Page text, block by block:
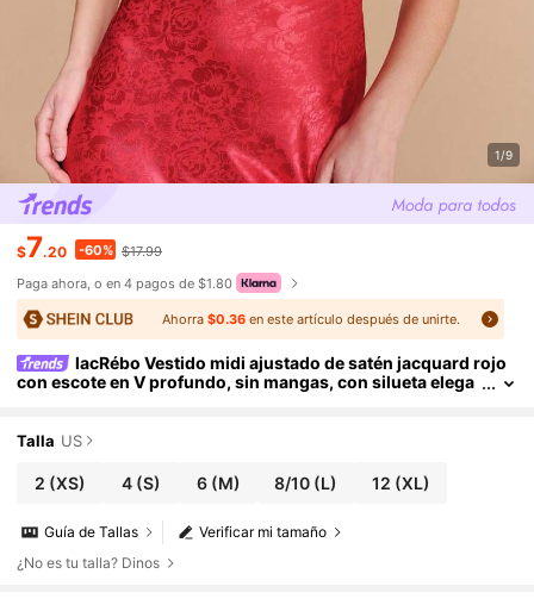
1/9
$7.20 -60% $17.99
Paga ahora, o en 4 pagos de $1.80
Ahorra $0.36en este artículo después de unirte.
lacRébo Vestido midi ajustado de satén jacquard rojo
con escote en V profundo, sin mangas, con silueta elega
Talla US
2 (XS) 4(S) 6(M) 8/10 (L) 12 (XL)
Verificar mi tamaño
Guía de Tallas
¿No es tu talla? Dinos